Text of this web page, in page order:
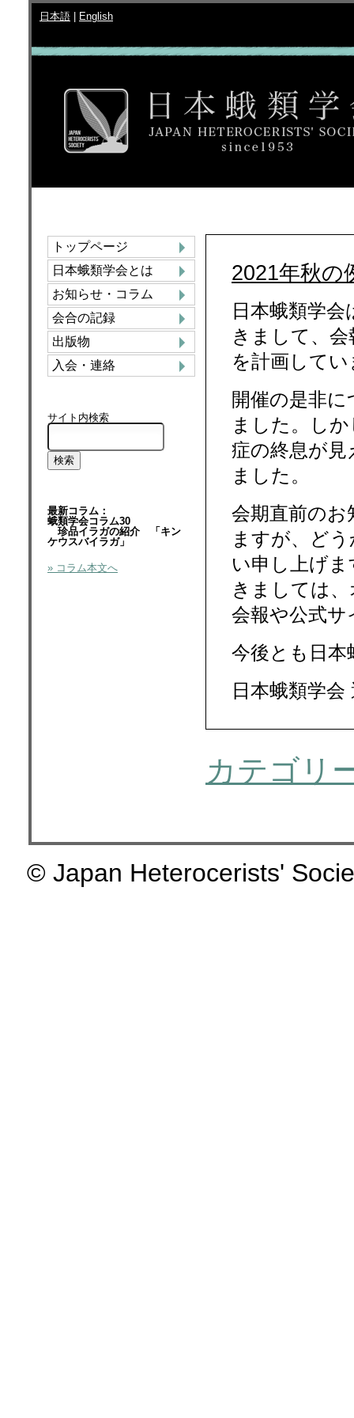
日本語 English
トップページ
日本蛾類学会とは
お知らせ・コラム
会合の記録
出版物
入会・連絡
サイト内検索
最新コラム：
蛾類学会コラム30
珍品イラガの紹介 「キン
ケウスバイラガ」
» コラム本文へ
2021年秋の
日本蛾類学
きまして、
を計画して
開催の是非
ました。し
症の終息が
ました。
会期直前の
ますが、ど
い申し上げ
きましては
会報や公式
今後とも日
日本蛾類学会
カテゴリ
© Japan Heterocerists'